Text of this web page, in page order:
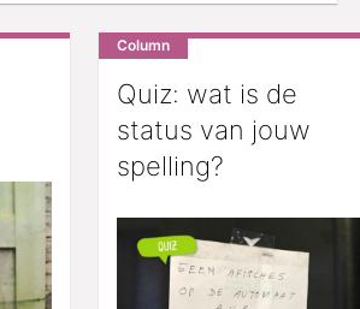
Column
Quiz: wat is de
status van jouw
spelling?